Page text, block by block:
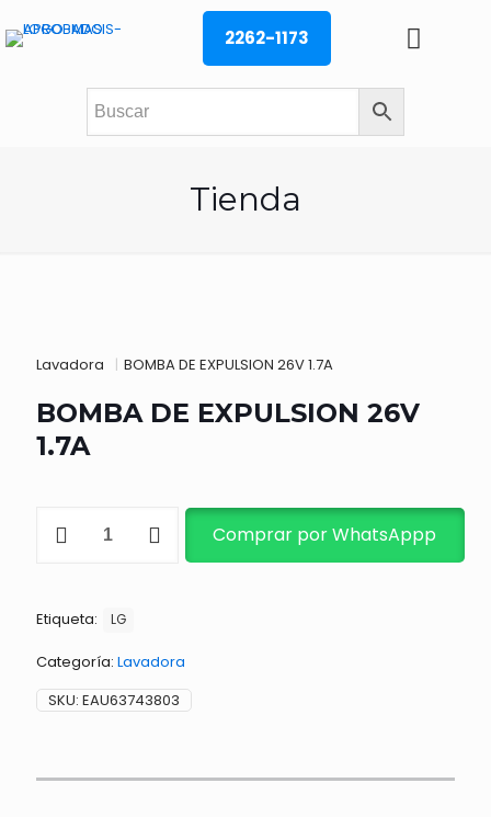
2262-1173
Tienda
Lavadora | BOMBA DE EXPULSION 26V 1.7A
BOMBA DE EXPULSION 26V
1.7A
cantidad
Comprar por WhatsAppp
Etiqueta: LG
Categoría: Lavadora
SKU: EAU63743803